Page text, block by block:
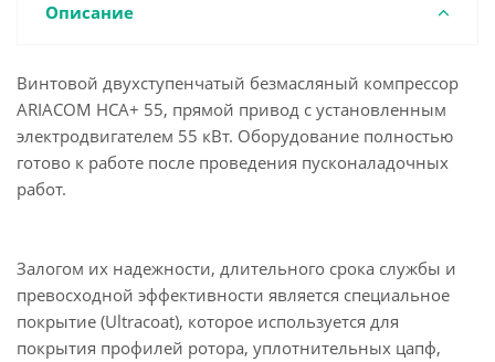
Описание
Винтовой двухступенчатый безмасляный компрессор
ARIACOM HCA+ 55, прямой привод с установленным
электродвигателем 55 кВт. Оборудование полностью
готово к работе после проведения пусконаладочных
работ.
Залогом их надежности, длительного срока службы и
превосходной эффективности является специальное
покрытие (Ultracoat), которое используется для
покрытия профилей ротора, уплотнительных цапф,